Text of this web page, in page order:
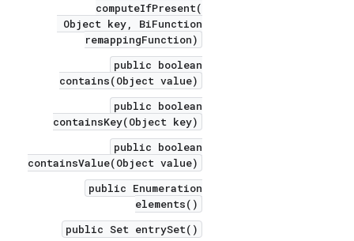
computeIfPresent(
Object key, BiFunction
remappingFunction)
public boolean
contains(Object value)
public boolean
containsKey(Object key)
public boolean
containsValue(Object value)
public Enumeration
elements()
public Set entrySet()